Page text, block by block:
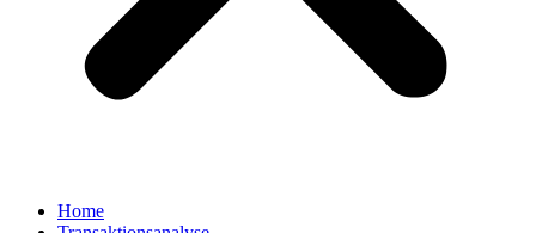
Home